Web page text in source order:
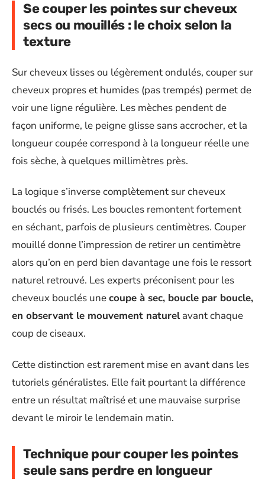
Se couper les pointes sur cheveux
secs ou mouillés : le choix selon la
texture
Sur cheveux lisses ou légèrement ondulés, couper sur
cheveux propres et humides (pas trempés) permet de
voir une ligne régulière. Les mèches pendent de
façon uniforme, le peigne glisse sans accrocher, et la
longueur coupée correspond à la longueur réelle une
fois sèche, à quelques millimètres près.
La logique s’inverse complètement sur cheveux
bouclés ou frisés. Les boucles remontent fortement
en séchant, parfois de plusieurs centimètres. Couper
mouillé donne l’impression de retirer un centimètre
alors qu’on en perd bien davantage une fois le ressort
naturel retrouvé. Les experts préconisent pour les
cheveux bouclés unecoupe à sec, boucle par boucle,
en observant le mouvement naturelavant chaque
coup de ciseaux.
Cette distinction est rarement mise en avant dans les
tutoriels généralistes. Elle fait pourtant la différence
entre un résultat maîtrisé et une mauvaise surprise
devant le miroir le lendemain matin.
Technique pour couper les pointes
seule sans perdre en longueur